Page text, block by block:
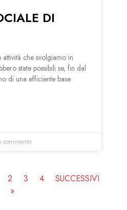
DI
che svolgiamo in
state possibili se, fin dal
di una efficiente base
commento
2 3 4
SUCCESSIVI
»